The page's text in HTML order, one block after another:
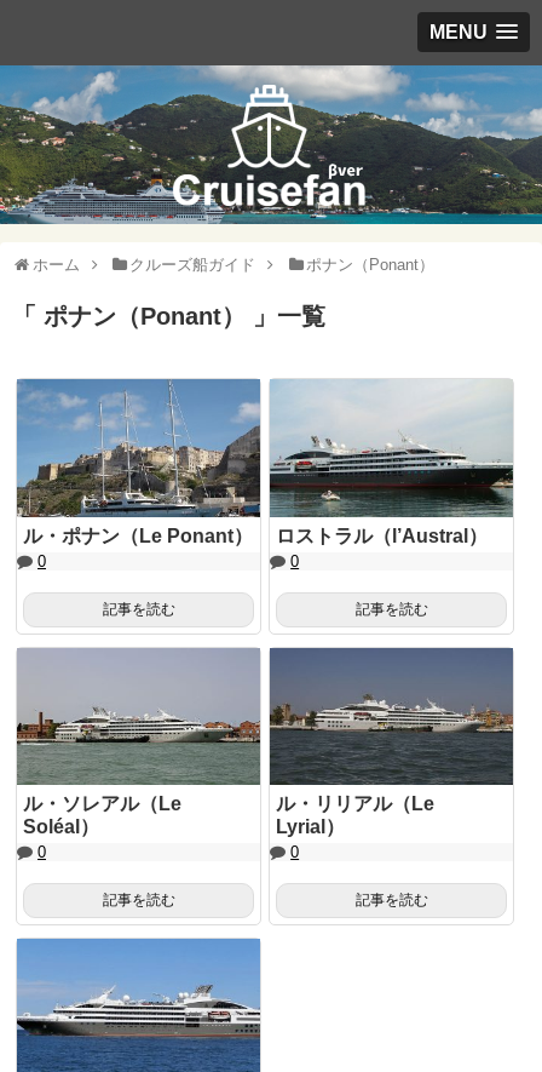
MENU
ホーム クルーズ船ガイド ポナン（Ponant）
「 ポナン（Ponant） 」一覧
ル・ポナン（Le Ponant）
0
記事を読む
ロストラル（l’Austral）
0
記事を読む
ル・ソレアル（Le
Soléal）
0
記事を読む
ル・リリアル（Le
Lyrial）
0
記事を読む